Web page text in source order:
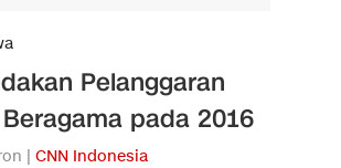
Pelanggaran
pada 2016
| CNN Indonesia